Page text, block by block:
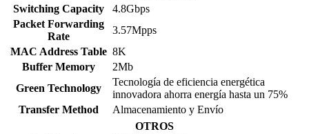
Switching Capacity
4.8Gbps
Packet Forwarding
Rate
3.57Mpps
MAC Address Table 8K
Buffer Memory
2Mb
Green Technology
Tecnología de eficiencia energética
innovadora ahorra energía hasta un 75%
Transfer Method
Almacenamiento y Envío
OTROS